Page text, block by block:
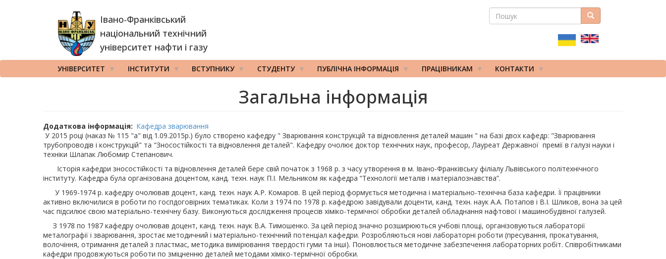
Івано-Франківський
національний технічний
університет нафти і газу
ПОШУКОВА
ПОШУК Пошук
УНІВЕРСИТЕТ ІНСТИТУТИ ВСТУПНИКУ СТУДЕНТУ ПУБЛІЧНА ІНФОРМАЦІЯ ПРАЦІВНИКАМ КОНТАКТИ
Загальна інформація
Додаткова інформація
Кафедра зварювання
У 2015 році (наказ № 115 "а" від 1.09.2015р.) було створено кафедру " Зварювання конструкцій та відновлення деталей машин " на базі двох кафедр: "Зварювання
трубопроводів і конструкцій" та "Зносостійкості та відновлення деталей". Кафедру очолює доктор технічних наук, професор, Лауреат Державної премії в галузі науки і
техніки Шлапак Любомир Степанович.
Історія кафедри зносостійкості та відновлення деталей бере свій початок з 1968 р. з часу утворення в м. Івано-Франківську філіалу Львівського політехнічного
інституту. Кафедра була організована доцентом, канд. техн. наук П.І. Мельником як кафедра “Технології металів і матеріалознавства”.
У 1969-1974 р. кафедру очолював доцент, канд. техн. наук А.Р. Комаров. В цей період формується методична і матеріально-технічна база кафедри. Її працівники
активно включилися в роботи по госпдоговірних тематиках. Коли з 1974 по 1978 р. кафедрою завідували доценти, канд. техн. наук А.А. Потапов і В.І. Шликов, вона за цей
час підсилює свою матеріально-технічну базу. Виконуються дослідження процесів хіміко-термічної обробки деталей обладнання нафтової і машинобудівної галузей.
З 1978 по 1987 кафедру очолював доцент, канд. техн. наук В.А. Тимошенко. За цей період значно розширюються учбові площі, організовуються лабораторії
металографії і зварювання, зростає методичний і матеріально-технічний потенціал кафедри. Розробляються нові лабораторні роботи (пресування, прокатування,
волочіння, отримання деталей з пластмас, методика вимірювання твердості гуми та інші). Поновлюється методичне забезпечення лабораторних робіт. Співробітниками
кафедри продовжуються роботи по зміцненню деталей методами хіміко-термічної обробки.